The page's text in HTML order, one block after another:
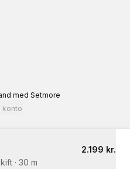
med Setmore
konto
2.199 kr.
· 30 m